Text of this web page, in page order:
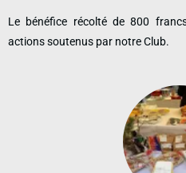
Le bénéfice récolté de 800
actions soutenus par notre Club.